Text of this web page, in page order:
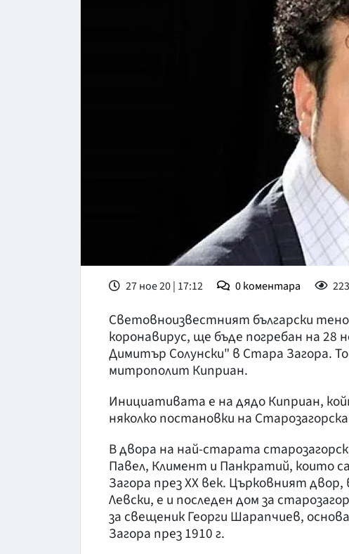
27 ное 20 | 17:12 0коментара
Световноизвестният български
коронавирус, ще бъде погребан на
Димитър Солунски" в Стара Загора.
митрополит Киприан.
Инициативата е на дядо Киприан,
няколко постановки на
В двора на най-старата
Павел, Климент и Панкратий, които
Загора през XX век. Църковният
Левски, е и последен дом за
за свещеник Георги Шарапчиев,
Загора през 1910 г.